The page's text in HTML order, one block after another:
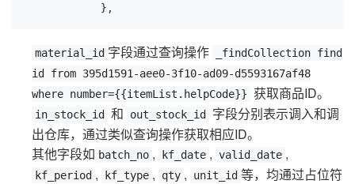
            },
material_id 字段通过查询操作
_findCollection find
id from 395d1591-aee0-3f10-ad09-d5593167af48
where number={{itemList.helpCode}} 获取商品ID。
in_stock_id 和 out_stock_id
字段分别表示调入和调
出仓库，通过类似查询操作获取相应ID。
其他字段如 batch_no , kf_date , valid_date ,
kf_period , kf_type , qty , unit_id 等，均通过占位符